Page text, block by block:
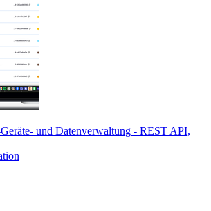
und Datenverwaltung - REST API,